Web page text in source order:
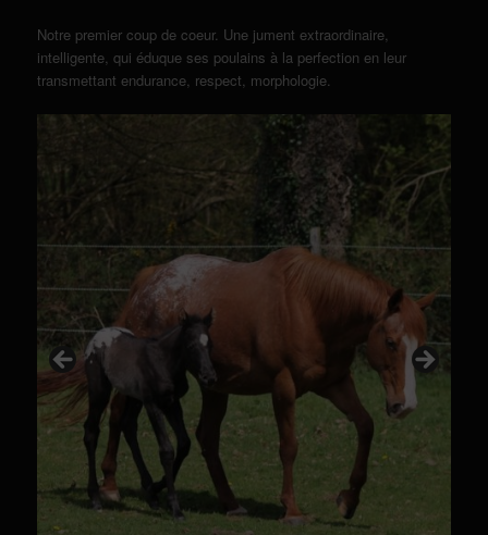
Notre premier coup de coeur. Une jument extraordinaire,
intelligente, qui éduque ses poulains à la perfection en leur
transmettant endurance, respect, morphologie.